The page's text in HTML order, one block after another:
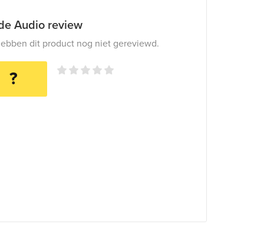
Audio review
dit product nog niet gereviewd.
?